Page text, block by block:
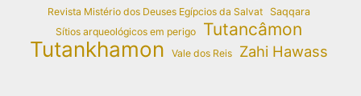
Revista Mistério dos Deuses Egípcios da Salvat
Saqqara
Sítios arqueológicos em perigo
Tutancâmon
Tutankhamon Vale dos Reis Zahi Hawass